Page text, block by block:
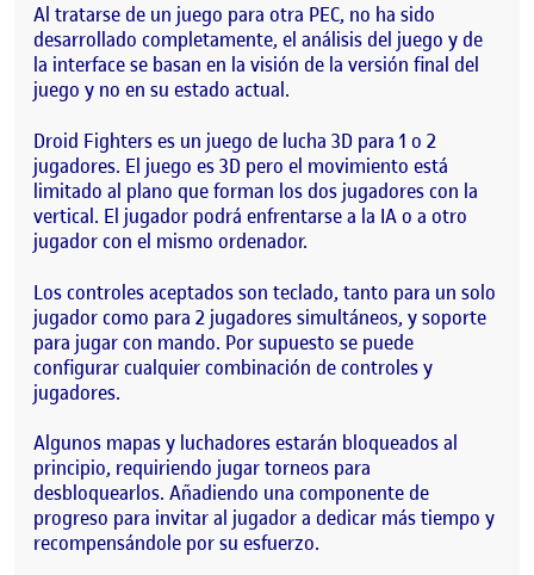
Al tratarse de un juego para otra PEC, no ha sido
desarrollado completamente, el análisis del juego y de
la interface se basan en la visión de la versión final del
juego y no en su estado actual.
Droid Fighters es un juego de lucha 3D para 1 o 2
jugadores. El juego es 3D pero el movimiento está
limitado al plano que forman los dos jugadores con la
vertical. El jugador podrá enfrentarse a la IA o a otro
jugador con el mismo ordenador.
Los controles aceptados son teclado, tanto para un solo
jugador como para 2 jugadores simultáneos, y soporte
para jugar con mando. Por supuesto se puede
configurar cualquier combinación de controles y
jugadores.
Algunos mapas y luchadores estarán bloqueados al
principio, requiriendo jugar torneos para
desbloquearlos. Añadiendo una componente de
progreso para invitar al jugador a dedicar más tiempo y
recompensándole por su esfuerzo.